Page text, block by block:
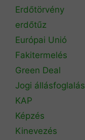
Erdőtörvény
erdőtűz
Európai Unió
Fakitermelés
Green Deal
Jogi állásfoglalás
KAP
Képzés
Kinevezés